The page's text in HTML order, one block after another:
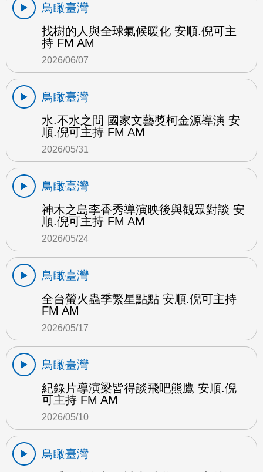
鳥瞰臺灣
找樹的人與全球氣候暖化 安順.倪可主
持 FM AM
2026/06/07
鳥瞰臺灣
水.不水之間 國家文藝獎柯金源導演 安
順.倪可主持 FM AM
2026/05/31
鳥瞰臺灣
神木之島李香秀導演映後與觀眾對談 安
順.倪可主持 FM AM
2026/05/24
鳥瞰臺灣
全台螢火蟲季繁星點點 安順.倪可主持
FM AM
2026/05/17
鳥瞰臺灣
紀錄片導演梁皆得談飛吧熊鷹 安順.倪
可主持 FM AM
2026/05/10
鳥瞰臺灣